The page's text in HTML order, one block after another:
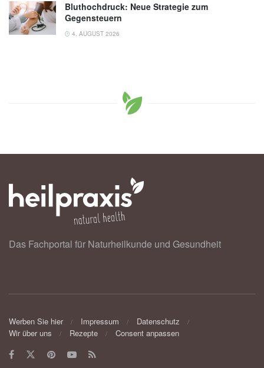
Bluthochdruck: Neue Strategie zum
Gegensteuern
4. AUGUST 2026
Das Fachportal für Naturheilkunde und Gesundheit
Werben Sie hier Impressum
Datenschutz
Wir über uns
Rezepte Consent anpassen